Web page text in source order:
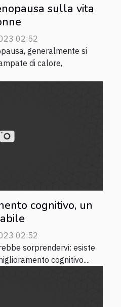
sulla vita
02:52
generalmente si
di calore,
cognitivo, un
02:52
sorprendervi: esiste
cognitivo....